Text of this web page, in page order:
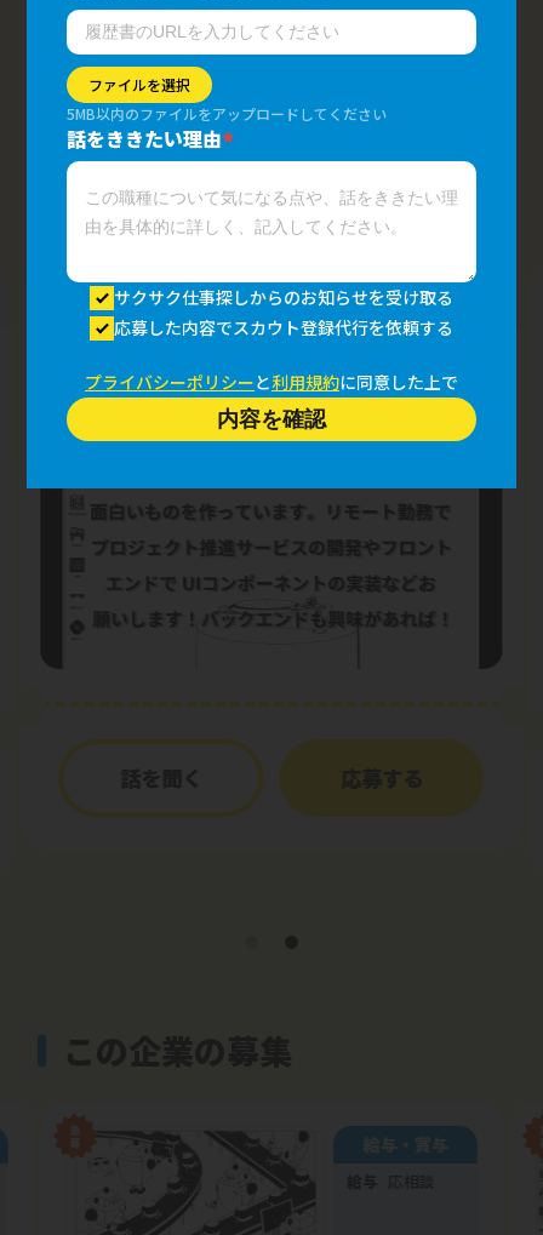
爆速100文字求人へ戻る
この企業の爆速100文字募集
担当者
Z1チーム さん
ユニバ株式会社
2022年8月25日
給与・賞与
ファイルを選択
5MB以内のファイルをアップロードしてください
話をききたい理由*
サクサク仕事探しからのお知らせを受け取る
応募した内容でスカウト登録代行を依頼する
プライバシーポリシーと利用規約に同意した上で
内容を確認